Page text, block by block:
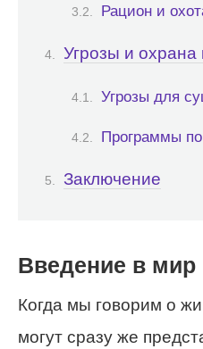
Рацион и
Угрозы и охрана
Угрозы для
Программы
Заключение
Введение в мир
Когда мы говорим о
могут сразу же